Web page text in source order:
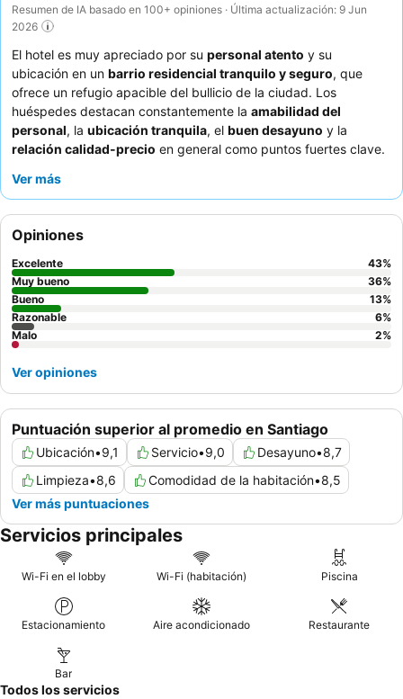
Resumen de IA basado en 100+ opiniones · Última actualización: 9 Jun
2026
El hotel es muy apreciado por su personal atento y su
ubicación en un barrio residencial tranquilo y seguro, que
ofrece un refugio apacible del bullicio de la ciudad. Los
huéspedes destacan constantemente la amabilidad del
personal, la ubicación tranquila, el buen desayuno y la
relación calidad-precio en general como puntos fuertes clave.
tranquila,
importa caminar o tomar un transporte corto para llegar a las
atracciones. Para mejorar su estancia, los huéspedes
recomiendan tener en cuenta que, si bien la zona es serena,
algunas de las principales atracciones requieren una corta
caminata o depender del transporte público. También es
aconsejable confirmar las condiciones específicas de la
habitación al llegar, ya que algunos aspectos pueden variar.
Ver más
Puntuación superior al promedio en Santiago
Ubicación•9,1 Servicio•9,0 Desayuno•8,7
Limpieza•8,6 Comodidad de la habitación•8,5
Ver más puntuaciones
Opiniones
Excelente 43%
Muy bueno
36%
Bueno
13%
Razonable
6%
Malo
2%
Ver opiniones
Servicios principales
Wi-Fi en el lobby Wi-Fi (habitación) Piscina
Estacionamiento Aire acondicionado Restaurante
Bar
Todos los servicios